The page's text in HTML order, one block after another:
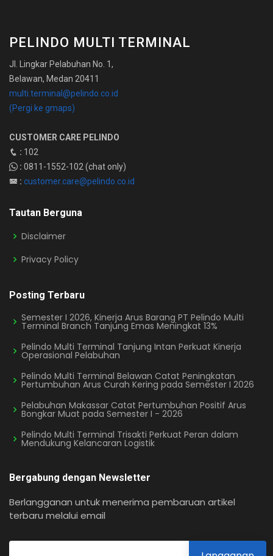
PELINDO MULTI TERMINAL
Jl. Lingkar Pelabuhan No. 1,
Belawan, Medan 20411
multi.terminal@pelindo.co.id
(Pergi ke gmaps)
CUSTOMER CARE PELINDO
: 102
: 0811-1552-102 (chat only)
: customer.care@pelindo.co.id
Tautan Berguna
Disclaimer
Privacy Policy
Posting Terbaru
Semester I 2026, Kinerja Arus Barang PT Pelindo Multi
Terminal Branch Tanjung Emas Meningkat 13%
Pelindo Multi Terminal Tanjung Intan Perkuat Kinerja
Operasional Pelabuhan
Pelindo Multi Terminal Belawan Catat Peningkatan
Pertumbuhan Arus Curah Kering pada Semester I 2026
Pelabuhan Makassar Catat Pertumbuhan Positif Arus
Bongkar Muat pada Semester I - 2026
Pelindo Multi Terminal Trisakti Perkuat Peran dalam
Mendukung Kelancaran Logistik
Bergabung dengan Newsletter
Berlangganan untuk menerima pembaruan artikel
terbaru melalui email